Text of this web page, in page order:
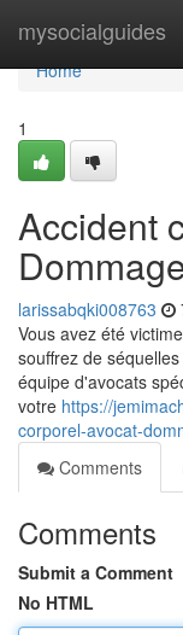
mysocialguides
Home
Home
1
Accident
larissabqki008763
Vous avez été
souffrez de
équipe d'avocats
votre https://
corporel-avocat-
Comments
Comments
Submit a Comment
No HTML